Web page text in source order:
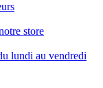
store
lundi au vendredi